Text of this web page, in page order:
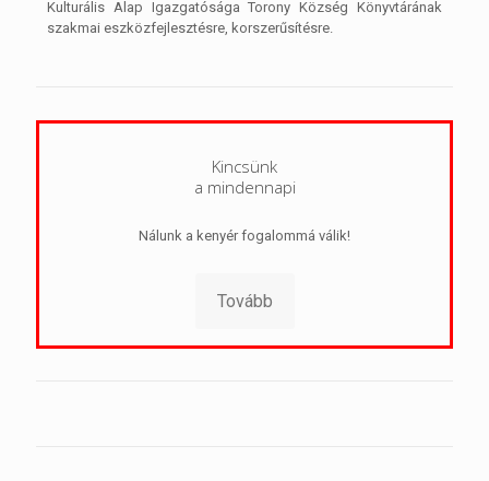
Kulturális Alap Igazgatósága Torony Község Könyvtárának
szakmai eszközfejlesztésre, korszerűsítésre.
Kincsünk
a mindennapi
Nálunk a kenyér fogalommá válik!
Tovább